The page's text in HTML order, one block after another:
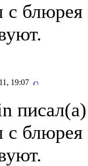
блюрея
19:07
блюрея